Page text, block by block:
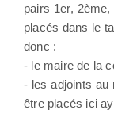
pairs 1er,
placés dans le
donc :
- le maire de la
- les adjoints au
être placés ici